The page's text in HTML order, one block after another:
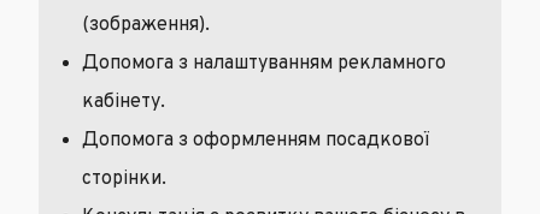
(зображення).
Допомога з налаштуванням рекламного
кабінету.
Допомога з оформленням посадкової
сторінки.